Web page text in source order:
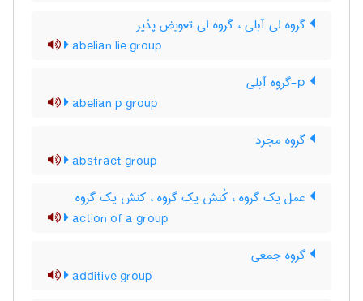
گروه لی آبلی ، گروه لی تعویض پذیر
abelian lie group
abelian p group
گروه مجرد
abstract group
عمل یک گروه ، کُنش یک گروه ، کنش یک گروه
action of a group
گروه جمعی
additive group